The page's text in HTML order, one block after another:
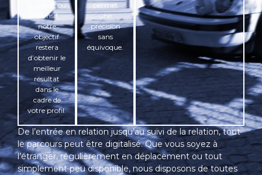
prudent ou
offensif,
notre
objectif
restera
d’obtenir le
meilleur
résultat
dans le
cadre de
votre profil.
permet
une
précision
sans
équivoque.
De l’entrée en relation jusqu’au suivi de la relation, tout
le parcours peut être digitalisé. Que vous soyez à
l’étranger, régulièrement en déplacement ou tout
simplement peu disponible, nous disposons de toutes